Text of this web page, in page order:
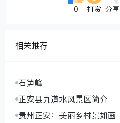
0 打赏 分享
相关推荐
石笋峰
正安县九道水风景区简介
贵州正安：美丽乡村景如画